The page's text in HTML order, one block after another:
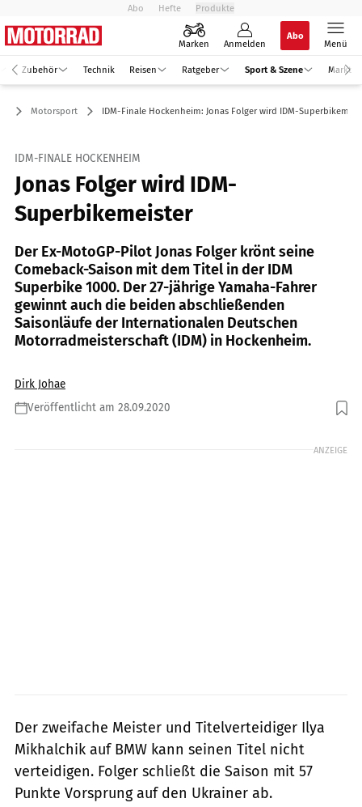
Abo Hefte Produkte
Marken Anmelden
Abo
Menü
Zubehör Technik Reisen Ratgeber Sport & Szene Markt
Motorsport IDM-Finale Hockenheim: Jonas Folger wird IDM-
IDM-FINALE HOCKENHEIM
Jonas Folger wird IDM-
Superbikemeister
Der Ex-MotoGP-Pilot Jonas Folger krönt seine
Comeback-Saison mit dem Titel in der IDM
Superbike 1000. Der 27-jährige Yamaha-Fahrer
gewinnt auch die beiden abschließenden
Saisonläufe der Internationalen Deutschen
Motorradmeisterschaft (IDM) in Hockenheim.
Dirk Johae
Veröffentlicht am 28.09.2020
Foto: Dino Eisele
ANZEIGE
Der zweifache Meister und Titelverteidiger Ilya
Mikhalchik auf BMW kann seinen Titel nicht
verteidigen. Folger schließt die Saison mit 57
Punkte Vorsprung auf den Ukrainer ab.